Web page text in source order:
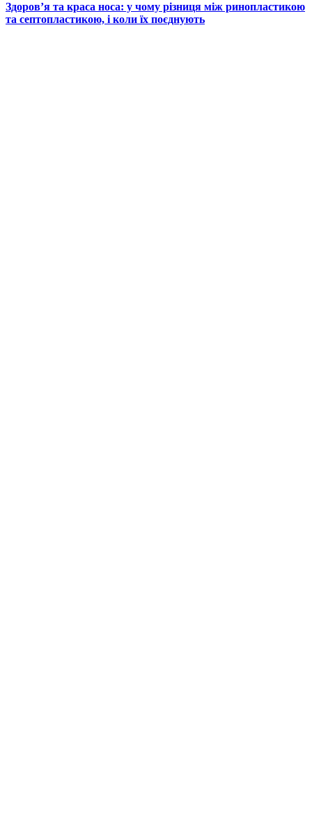
Здоров’я та краса носа: у чому різниця між ринопластикою
та септопластикою, і коли їх поєднують